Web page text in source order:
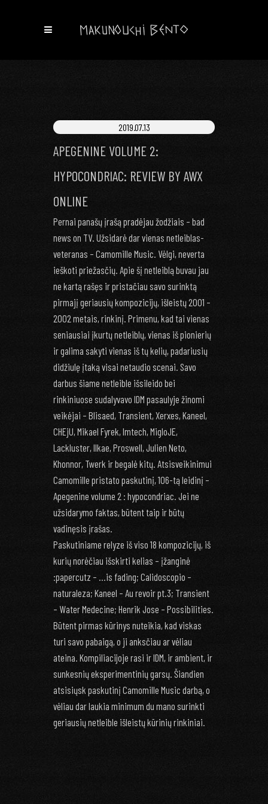
2019.07.13
APEGENINE VOLUME 2:
HYPOCONDRIAC: REVIEW BY AWX
ONLINE
Pernai panašų įrašą pradėjau žodžiais – bad
news on TV. Užsidarė dar vienas netleiblas-
veteranas – Camomille Music. Vėlgi, neverta
ieškoti priežasčių. Apie šį netleiblą buvau jau
ne kartą rašęs ir pristačiau savo surinktą
pirmajį geriausių kompozicijų, išleistų 2001 –
2002 metais, rinkinį. Primenu, kad tai vienas
seniausiai įkurtų netleiblų, vienas iš pionierių
ir galima sakyti vienas iš tų kelių, padariusių
didžiulę įtaką visai netaudio scenai. Savo
darbus šiame netleible išsileido bei
rinkiniuose sudalyvavo IDM pasaulyje žinomi
veikėjai – Blisaed, Transient, Xerxes, Kaneel,
CHEjU, Mikael Fyrek, Imtech, MigloJE,
Lackluster, Ilkae, Proswell, Julien Neto,
Khonnor, Twerk ir begalė kitų. Atsisveikinimui
Camomille pristato paskutinį, 106-tą leidinį –
Apegenine volume 2 : hypocondriac. Jei ne
užsidarymo faktas, būtent taip ir būtų
vadinęsis įrašas.
Paskutiniame relyze iš viso 18 kompozicijų, iš
kurių norėčiau išskirti kelias – įžanginė
:papercutz – …is fading; Calidoscopio –
naturaleza; Kaneel – Au revoir pt.3; Transient
– Water Medecine; Henrik Jose – Possibilities.
Būtent pirmas kūrinys nuteikia, kad viskas
turi savo pabaigą, o ji anksčiau ar vėliau
ateina. Kompiliacijoje rasi ir IDM, ir ambient, ir
sunkesnių eksperimentinių garsų. Šiandien
atsisiųsk paskutinį Camomille Music darbą, o
vėliau dar laukia minimum du mano surinkti
geriausių netleible išleistų kūrinių rinkiniai.